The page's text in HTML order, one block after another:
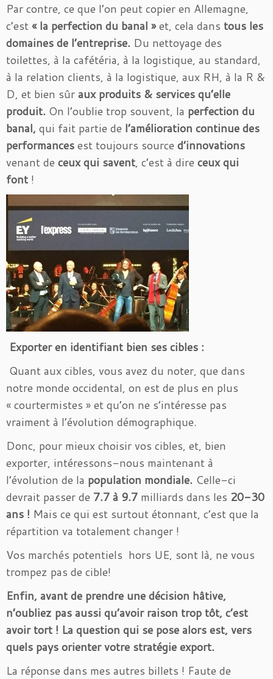
Par contre, ce que l’on peut copier en Allemagne,
c’est« la perfection du banal »et, cela dans tous les
domaines de l’entreprise. Du nettoyage des
toilettes, à la cafétéria, à la logistique, au standard,
à la relation clients, à la logistique, aux RH, à la R &
D, et bien sûraux produits & services qu’elle
produit. On l’oublie trop souvent, la perfection du
banal, qui fait partie de l’amélioration continue des
performancesest toujours source d’innovations
venant de ceux qui savent, c’est à dire ceux qui
font !
Exporter en identifiant bien ses cibles :
Quant aux cibles, vous avez du noter, que dans
notre monde occidental, on est de plus en plus
« courtermistes » et qu’on ne s’intéresse pas
vraiment à l’évolution démographique.
Donc, pour mieux choisir vos cibles, et, bien
exporter, intéressons-nous maintenant à
l’évolution de la population mondiale. Celle-ci
devrait passer de 7.7 à 9.7 milliards dans les 20-30
ans ! Mais ce qui est surtout étonnant, c’est que la
répartition va totalement changer !
Vos marchés potentiels hors UE, sont là, ne vous
trompez pas de cible!
Enfin, avant de prendre une décision hâtive,
n’oubliez pas aussi qu’avoir raison trop tôt, c’est
avoir tort ! La question qui se pose alors est, vers
quels pays orienter votre stratégie export.
La réponse dans mes autres billets ! Faute de